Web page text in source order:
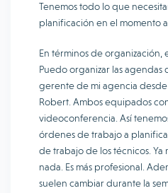
Tenemos todo lo que
planificación en el momento
En términos de organización,
Puedo organizar las agendas
gerente de mi agencia
Robert. Ambos equipados
videoconferencia. Así
órdenes de trabajo a
de trabajo de los técnicos. Ya
nada. Es más profesional.
suelen cambiar durante la